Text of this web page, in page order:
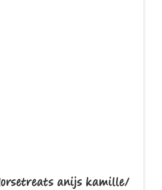
anijs kamille/